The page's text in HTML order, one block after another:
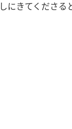
にきてくださる